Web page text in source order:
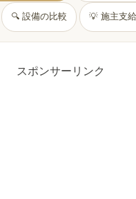
🔍 設備の比較 💡 施主支
スポンサーリンク